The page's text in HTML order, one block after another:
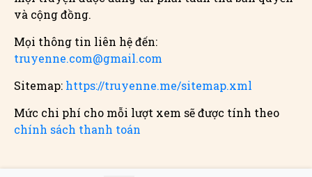
và cộng đồng.
Mọi thông tin liên hệ đến:
truyenne.com@gmail.com
Sitemap: https://truyenne.me/sitemap.xml
Mức chi phí cho mỗi lượt xem sẽ được tính theo
chính sách thanh toán